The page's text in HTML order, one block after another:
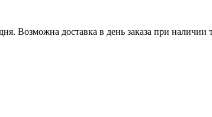
Возможна доставка в день заказа при